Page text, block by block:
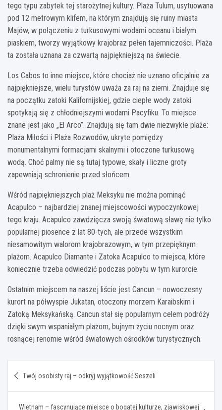
tego typu zabytek tej starożytnej kultury. Plaża Tulum, usytuowana
pod 12 metrowym klifem, na którym znajdują się ruiny miasta
Majów, w połączeniu z turkusowymi wodami oceanu i białym
piaskiem, tworzy wyjątkowy krajobraz pełen tajemniczości. Plaża
ta została uznana za czwartą najpiękniejszą na świecie.
Los Cabos to inne miejsce, które chociaż nie uznano oficjalnie za
najpiękniejsze, wielu turystów uważa za raj na ziemi. Znajduje się
na początku zatoki Kalifornijskiej, gdzie ciepłe wody zatoki
spotykają się z chłodniejszymi wodami Pacyfiku. To miejsce
znane jest jako „El Arco”. Znajdują się tam dwie niezwykłe plaże:
Plaża Miłości i Plaża Rozwodów, ukryte pomiędzy
monumentalnymi formacjami skalnymi i otoczone turkusową
wodą. Choć palmy nie są tutaj typowe, skały i liczne groty
zapewniają schronienie przed słońcem.
Wśród najpiękniejszych plaż Meksyku nie można pominąć
Acapulco – najbardziej znanej miejscowości wypoczynkowej
tego kraju. Acapulco zawdzięcza swoją światową sławę nie tylko
popularnej piosence z lat 80-tych, ale przede wszystkim
niesamowitym walorom krajobrazowym, w tym przepięknym
plażom. Acapulco Diamante i Zatoka Acapulco to miejsca, które
koniecznie trzeba odwiedzić podczas pobytu w tym kurorcie.
Ostatnim miejscem na naszej liście jest Cancun – nowoczesny
kurort na półwyspie Jukatan, otoczony morzem Karaibskim i
Zatoką Meksykańską. Cancun stał się popularnym celem podróży
dzięki swym wspaniałym plażom, bujnym życiu nocnym oraz
rosnącej renomie wśród światowych ośrodków turystycznych.
wpisu
Twój osobisty raj – odkryj wyjątkowość Seszeli
Wietnam – fascynujące miejsce o bogatej kulturze, zjawiskowej